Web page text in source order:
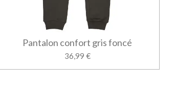
Pantalon confort gris foncé
36,99 €